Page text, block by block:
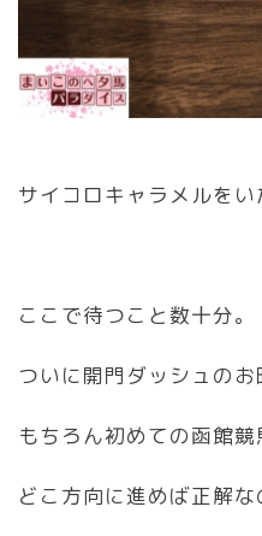
サイコロキャラメルをい
ここで待つこと数十分。
ついに開門ダッシュのお
もちろん初めての函館
どこ方向に進めば正解な